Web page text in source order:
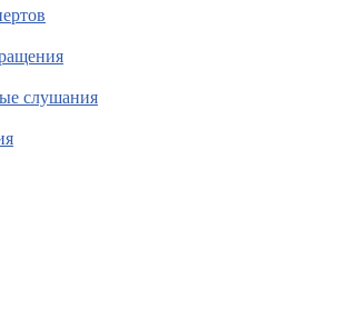
слушания